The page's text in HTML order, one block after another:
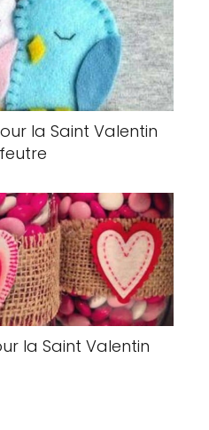
la Saint Valentin
la Saint Valentin